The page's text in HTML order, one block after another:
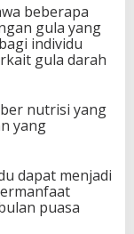
beberapa
gula yang
individu
gula darah
nutrisi yang
yang
dapat menjadi
puasa